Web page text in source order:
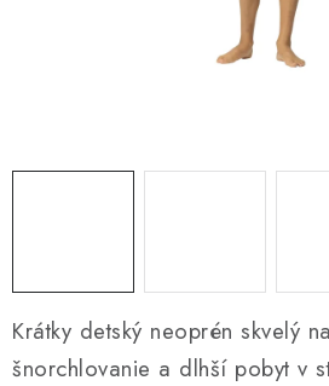
Krátky detský neoprén skvelý
šnorchlovanie a dlhší pobyt v